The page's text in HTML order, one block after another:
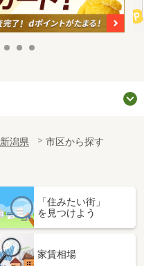
新潟県 市区から探す
「住みたい街」
を見つけよう
家賃相場